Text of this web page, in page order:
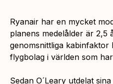
Ryanair har en mycket
planens medelålder är 2,5
genomsnittliga kabinfaktor
flygbolag i världen som
Sedan O´Leary utdelat